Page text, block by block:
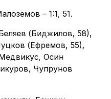
– 1:1, 51.
(Биджилов, 58),
(Ефремов, 55),
Осин
Чупрунов